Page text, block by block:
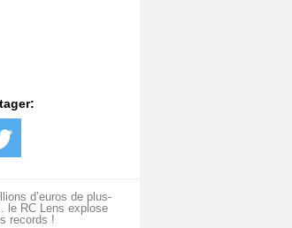
d’euros de plus-
le RC Lens explose
records !